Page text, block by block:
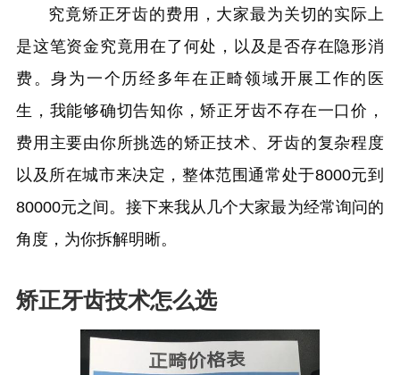
究竟矫正牙齿的费用，大家最为关切的实际上
是这笔资金究竟用在了何处，以及是否存在隐形消
费。身为一个历经多年在正畸领域开展工作的医
生，我能够确切告知你，矫正牙齿不存在一口价，
费用主要由你所挑选的矫正技术、牙齿的复杂程度
以及所在城市来决定，整体范围通常处于8000元到
80000元之间。接下来我从几个大家最为经常询问的
角度，为你拆解明晰。
矫正牙齿技术怎么选